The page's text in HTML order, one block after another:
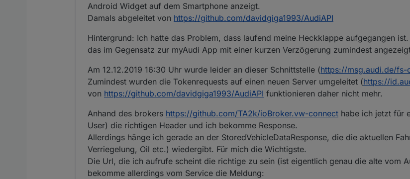
Android Widget auf dem Smartphone anzeigt.
Damals abgeleitet von https://github.com/davidgiga1993/AudiAPI
Hintergrund: Ich hatte das Problem, dass laufend meine Heckklappe aufgegangen
das im Gegensatz zur myAudi App mit einer kurzen Verzögerung zumindest
Am 12.12.2019 16:30 Uhr wurde leider an dieser Schnittstelle (https://msg.audi.de/fs-
Zumindest wurden die Tokenrequests auf einen neuen Server umgeleitet (https://
von https://github.com/davidgiga1993/AudiAPI funktionieren daher nicht mehr.
Anhand des brokers https://github.com/TA2k/ioBroker.vw-connect habe ich jetzt für
User) die richtigen Header und ich bekomme Response.
Allerdings hänge ich gerade an der StoredVehicleDataResponse, die die aktuellen
Verriegelung, Oil etc.) wiedergibt. Für mich die Wichtigste.
Die Url, die ich aufrufe scheint die richtige zu sein (ist eigentlich genau die alte vom
bekomme allerdings vom Service die Meldung: